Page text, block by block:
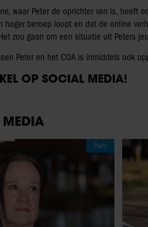
waar Peter de oprichter van is, heeft
hoger beroep loopt en dat de online
zou gaan om een situatie uit Peters
Peter en het COA is inmiddels ook
OP SOCIAL MEDIA!
MEDIA
Party